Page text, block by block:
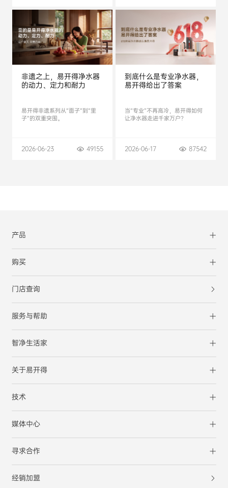
非遗之上，易开得净水器
的动力、定力和耐力
易开得非遗系列从“面子”到“里
子”的双重突围。
2026-06-23 49155
到底什么是专业净水器，
易开得给出了答案
当“专业”不再高冷，易开得如何
让净水器走进千家万户?
2026-06-17 87542
产品
购买
门店查询
服务与帮助
智净生活家
关于易开得
技术
媒体中心
寻求合作
经销加盟